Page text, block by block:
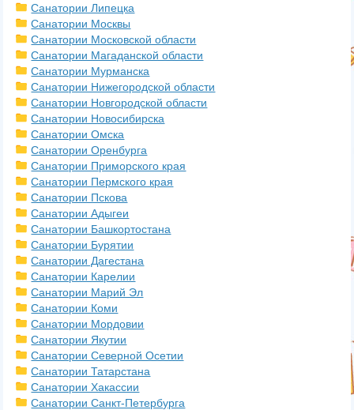
Санатории Липецка
Санатории Москвы
Санатории Московской области
Санатории Магаданской области
Санатории Мурманска
Санатории Нижегородской области
Санатории Новгородской области
Санатории Новосибирска
Санатории Омска
Санатории Оренбурга
Санатории Приморского края
Санатории Пермского края
Санатории Пскова
Санатории Адыгеи
Санатории Башкортостана
Санатории Бурятии
Санатории Дагестана
Санатории Карелии
Санатории Марий Эл
Санатории Коми
Санатории Мордовии
Санатории Якутии
Санатории Северной Осетии
Санатории Татарстана
Санатории Хакассии
Санатории Санкт-Петербурга